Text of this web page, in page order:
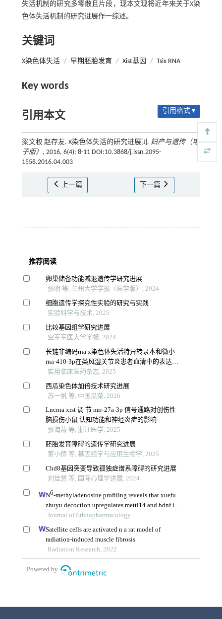
失活机制的研究多零散且片段，现本文现将近年来关于X染
色体失活机制的研究进展作一综述。
关键词
X染色体失活 / 早期胚胎发育 / Xist基因 / Tsix RNA
Key words
引用本文 引用格式 ▾
梁文权 赵存友. X染色体失活的研究进展[J]. 妇产与遗传（电
子版） , 2016, 6(4): 8-11 DOI:10.3868/j.issn.2095-
1558.2016.04.003
上一篇 下一篇